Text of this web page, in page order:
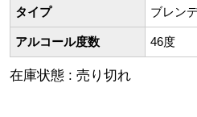
タイプ ブレン
アルコール度数 46度
在庫状態 : 売り切れ